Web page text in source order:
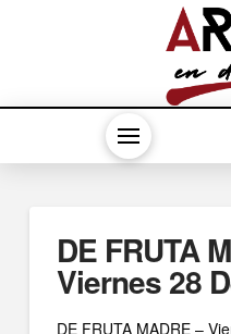
DE FRUTA
Viernes 28
DE FRUTA MADRE –